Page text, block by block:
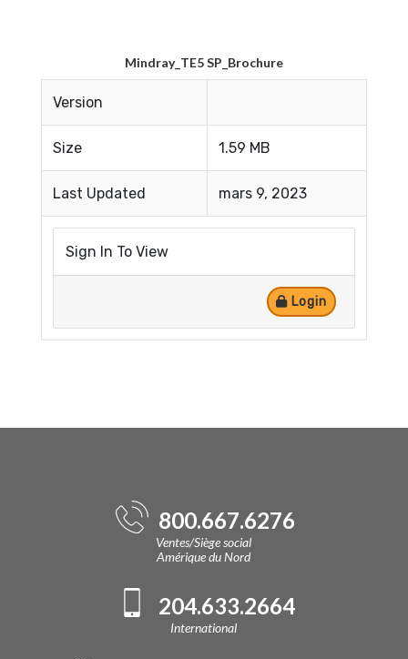
Mindray_TE5 SP_Brochure
Version
Size 1.59 MB
Last Updated mars 9, 2023
Sign In To View
Login
800.667.6276
Ventes/Siège social
Amérique du Nord
204.633.2664
International